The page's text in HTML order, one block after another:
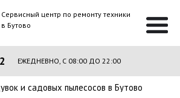
Сервисный центр по ремонту техники
в Бутово
ЕЖЕДНЕВНО, С 08:00 ДО 22:00
и садовых пылесосов в Бутово